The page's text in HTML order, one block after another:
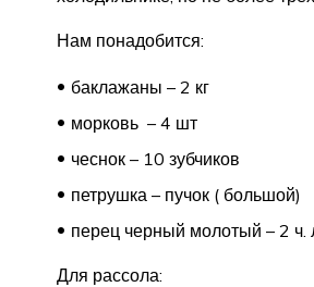
Нам понадобится:
баклажаны – 2 кг
морковь – 4 шт
чеснок – 10 зубчиков
петрушка – пучок ( большой)
перец черный молотый – 2 ч.
Для рассола: